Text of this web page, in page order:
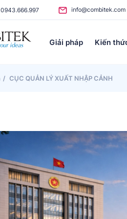
0943.666.997 info@combitek.com
Giải pháp Kiến
CỤC QUẢN LÝ XUẤT NHẬP CẢNH